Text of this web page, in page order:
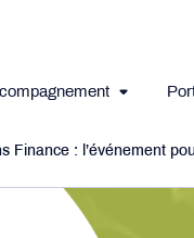
Finance : l’événement